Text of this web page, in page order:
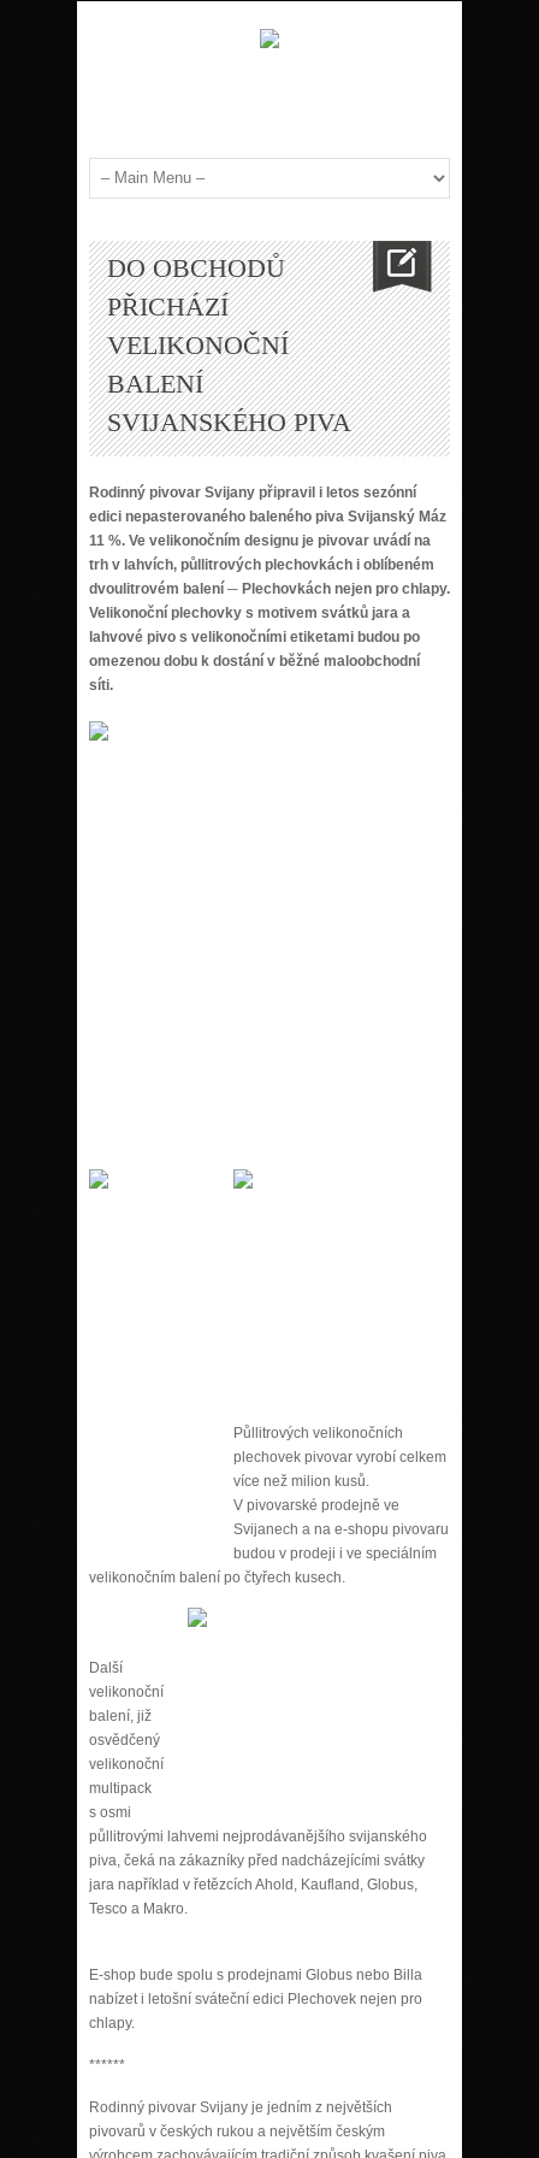
DO OBCHODŮ
PŘICHÁZÍ
VELIKONOČNÍ
BALENÍ
SVIJANSKÉHO PIVA
Rodinný pivovar Svijany připravil i letos sezónní
edici nepasterovaného baleného piva Svijanský Máz
11 %. Ve velikonočním designu je pivovar uvádí na
trh v lahvích, půllitrových plechovkách i oblíbeném
dvoulitrovém balení ─ Plechovkách nejen pro chlapy.
Velikonoční plechovky s motivem svátků jara a
lahvové pivo s velikonočními etiketami budou po
omezenou dobu k dostání v běžné maloobchodní
síti.
Půllitrových velikonočních
plechovek pivovar vyrobí celkem
více než milion kusů.
V pivovarské prodejně ve
Svijanech a na e-shopu pivovaru
budou v prodeji i ve speciálním
velikonočním balení po čtyřech kusech.
Další
velikonoční
balení, již
osvědčený
velikonoční
multipack
s osmi
půllitrovými lahvemi nejprodávanějšího svijanského
piva, čeká na zákazníky před nadcházejícími svátky
jara například v řetězcích Ahold, Kaufland, Globus,
Tesco a Makro.
E-shop bude spolu s prodejnami Globus nebo Billa
nabízet i letošní sváteční edici Plechovek nejen pro
chlapy.
******
Rodinný pivovar Svijany je jedním z největších
pivovarů v českých rukou a největším českým